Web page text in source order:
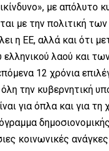
με απόλυτο
με την πολιτική
η ΕΕ, αλλά και
λαού και
12 χρόνια
όλη την κυβερνητική
για όπλα και για
κοινωνικές